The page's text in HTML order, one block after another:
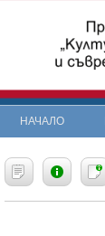
НАЧАЛО